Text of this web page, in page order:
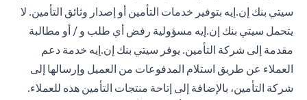
سيتي بنك إن.إيه بتوفير خدمات التأمين أو إصدار وثائق التأمين. لا
يتحمل سيتي بنك إن.إيه مسؤولية رفض أي طلب و / أو مطالبة
مقدمة إلى شركة التأمين. يوفر سيتي بنك إن.إيه خدمة دعم
العملاء عن طريق استلام المدفوعات من العميل وإرسالها إلى
شركة التأمين، بالإضافة إلى إتاحة منتجات التأمين هذه للعملاء.